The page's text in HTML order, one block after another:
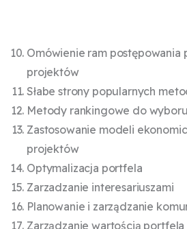
Omówienie ram postępowania
projektów
Słabe strony popularnych
Metody rankingowe do
Zastosowanie modeli
projektów
Optymalizacja portfela
Zarzadzanie interesariuszami
Planowanie i zarządzanie
Zarządzanie wartością portfela